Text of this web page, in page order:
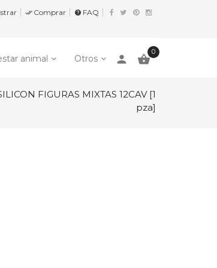
 Comprar help FAQ
animal Otros person 
0
FIGURAS MIXTAS 12CAV [1
pza]